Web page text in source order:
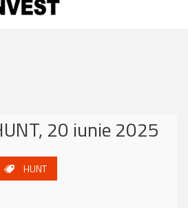
20 iunie 2025
HUNT